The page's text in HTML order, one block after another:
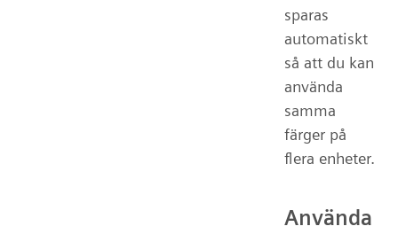
sparas
automatiskt
så att du kan
använda
samma
färger på
flera enheter.
Använda